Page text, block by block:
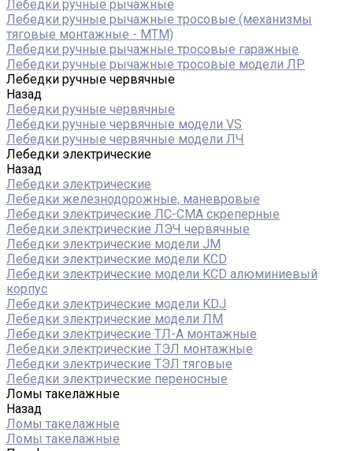
Лебедки ручные рычажные
Лебедки ручные рычажные тросовые (механизмы
тяговые монтажные - МТМ)
Лебедки ручные рычажные тросовые гаражные
Лебедки ручные рычажные тросовые модели ЛР
Лебедки ручные червячные
Назад
Лебедки ручные червячные
Лебедки ручные червячные модели VS
Лебедки ручные червячные модели ЛЧ
Лебедки электрические
Назад
Лебедки электрические
Лебедки железнодорожные, маневровые
Лебедки электрические ЛС-СМА скреперные
Лебедки электрические ЛЭЧ червячные
Лебедки электрические модели JM
Лебедки электрические модели KCD
Лебедки электрические модели KCD алюминиевый
корпус
Лебедки электрические модели KDJ
Лебедки электрические модели ЛМ
Лебедки электрические ТЛ-А монтажные
Лебедки электрические ТЭЛ монтажные
Лебедки электрические ТЭЛ тяговые
Лебедки электрические переносные
Ломы такелажные
Назад
Ломы такелажные
Ломы такелажные